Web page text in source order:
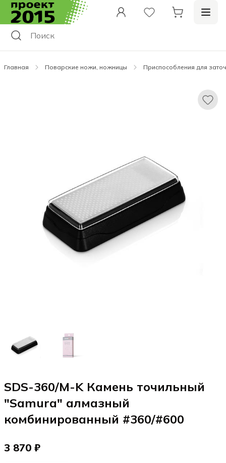
Главная Поварские ножи, ножницы Приспособления для
SDS-360/M-K Камень точильный
"Samura" алмазный
комбинированный #360/#600
3 870 ₽